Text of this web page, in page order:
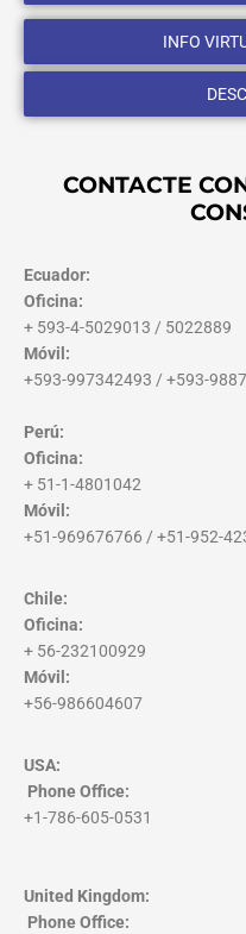
INFO
CONTACTE
Ecuador:
Oficina:
+ 593-4-5029013 / 5022889
Móvil:
+593-997342493 / +593-
Perú:
Oficina:
+ 51-1-4801042
Móvil:
+51-969676766 / +51-952-
Chile:
Oficina:
+ 56-232100929
Móvil:
+56-986604607
USA:
Phone Office:
+1-786-605-0531
United Kingdom:
Phone Office: